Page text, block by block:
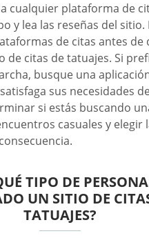
cualquier plataforma de
y lea las reseñas del sitio.
de citas antes de
de citas de tatuajes. Si
busque una
sus necesidades
si estás buscando
casuales y elegir
TIPO DE
UN SITIO DE
TATUAJES?